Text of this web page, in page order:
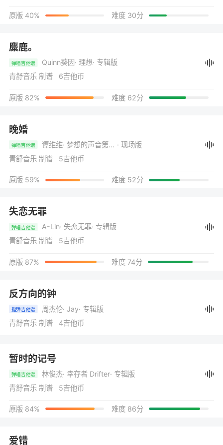
原版 40% 难度 30分
麋鹿。
弹唱吉他谱 Quinn葵因· 理想· 专辑版
青舒音乐 制谱 6吉他币
原版 82% 难度 62分
晚婚
弹唱吉他谱 谭维维 · 梦想的声音第三季 第11期 · 现场版
青舒音乐 制谱 5吉他币
原版 59% 难度 52分
失恋无罪
弹唱吉他谱 A-Lin· 失恋无罪· 专辑版
青舒音乐 制谱 5吉他币
原版 87% 难度 74分
反方向的钟
指弹吉他谱 周杰伦· Jay· 专辑版
青舒音乐 制谱 4吉他币
暂时的记号
弹唱吉他谱 林俊杰· 幸存者 Drifter· 专辑版
青舒音乐 制谱 5吉他币
原版 84% 难度 86分
爱错